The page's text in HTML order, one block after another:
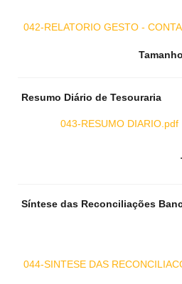
042-RELATORIO GESTO -
Resumo Diário de Tesouraria
043-RESUMO DIARIO.pdf
Síntese das Reconciliações
044-SINTESE DAS